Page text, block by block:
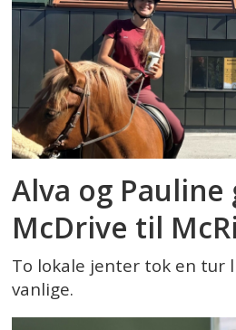
Alva og Pauline
McDrive til
To lokale jenter tok en tur
vanlige.